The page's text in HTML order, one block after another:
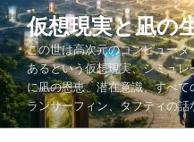
コ
ン
テ
ン
ツ
へ
仮想現実と凪の
この世は高次元のコンピュー
あるという仮想現実、シミュ
に凪の恩恵、潜在意識、すべ
ランサーフィン、タフティの話